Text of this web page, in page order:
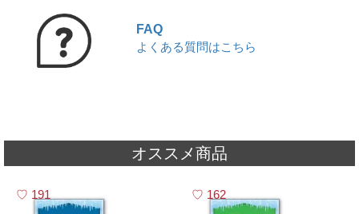
【5/22限定】ワールドカップ開催記念セール｜対象商品20%OFF
2026,05,20
使い捨て電子タバコ7DAZE EGGE(エギー)入荷いたしました!!
2026,05,16
JUUL対応型ブランド altpods / ICEPODを入荷いたしました!!
FAQ
よくある質問はこちら
オススメ商品
191 162